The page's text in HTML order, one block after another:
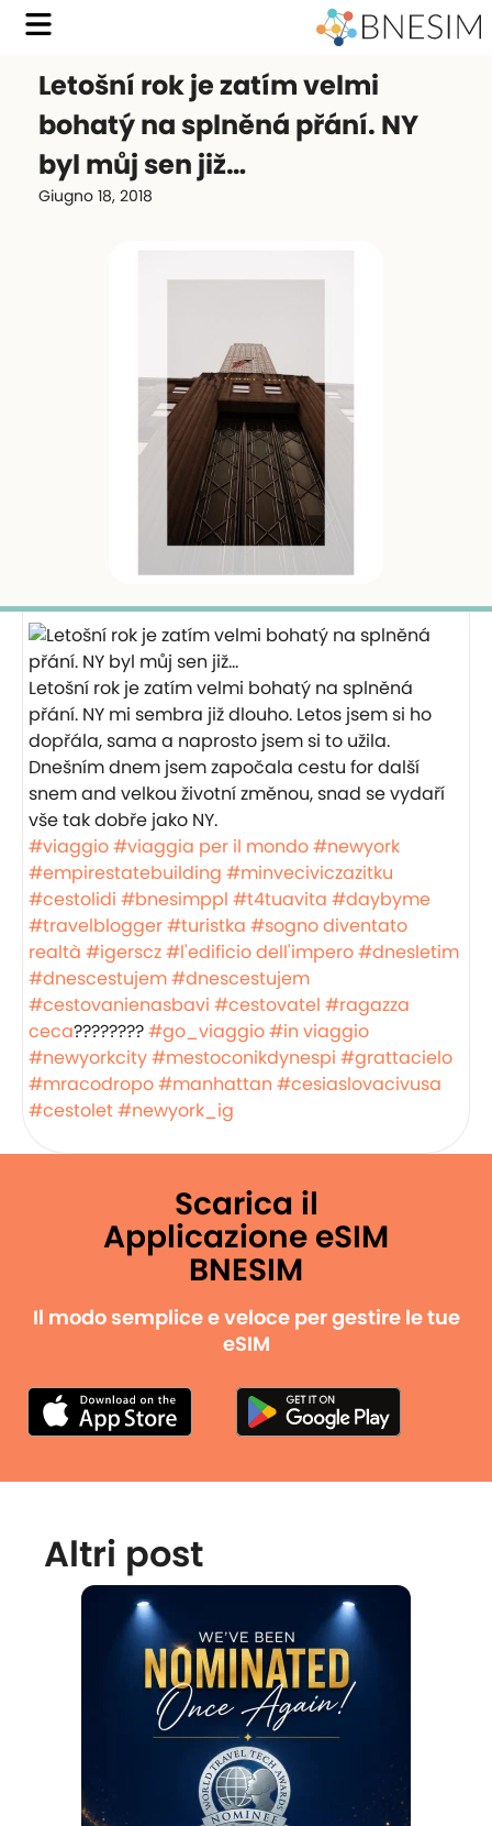
Letošní rok je zatím velmi
bohatý na splněná přání. NY
byl můj sen již…
Giugno 18, 2018
Letošní rok je zatím velmi bohatý na splněná
přání. NY mi sembra již dlouho. Letos jsem si ho
dopřála, sama a naprosto jsem si to užila.
Dnešním dnem jsem započala cestu for další
snem and velkou životní změnou, snad se vydaří
vše tak dobře jako NY.
#viaggio#viaggia per il mondo#newyork
#empirestatebuilding #minveciviczazitku
#cestolidi #bnesimppl #t4tuavita #daybyme
#travelblogger#turistka #sogno diventato
realtà #igerscz#l'edificio dell'impero#dnesletim
#dnescestujem#dnescestujem
#cestovanienasbavi #cestovatel #ragazza
ceca????????#go_viaggio#in viaggio
#newyorkcity#mestoconikdynespi #grattacielo
#mracodropo#manhattan #cesiaslovacivusa
#cestolet#newyork_ig
Scarica il
Applicazione eSIM
BNESIM
Il modo semplice e veloce per gestire le tue
eSIM
Altri post